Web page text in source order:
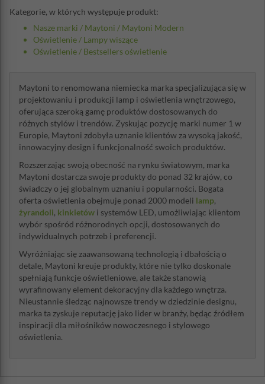
Kategorie, w których występuje produkt:
Nasze marki / Maytoni / Maytoni Modern
Oświetlenie / Lampy wiszące
Oświetlenie / Bestsellers oświetlenie
Maytoni to renomowana niemiecka marka specjalizująca się w
projektowaniu i produkcji lamp i oświetlenia wnętrzowego,
oferująca szeroką gamę produktów dostosowanych do
różnych stylów i trendów. Zyskując pozycję marki numer 1 w
Europie, Maytoni zdobyła uznanie klientów za wysoką jakość,
innowacyjny design i funkcjonalność swoich produktów.
Rozszerzając swoją obecność na rynku światowym, marka
Maytoni dostarcza swoje produkty do ponad 32 krajów, co
świadczy o jej globalnym uznaniu i popularności. Bogata
oferta oświetlenia obejmuje ponad 2000 modeli lamp,
żyrandoli, kinkietów i systemów LED, umożliwiając klientom
wybór spośród różnorodnych opcji, dostosowanych do
indywidualnych potrzeb i preferencji.
Wyróżniając się zaawansowaną technologią i dbałością o
detale, Maytoni kreuje produkty, które nie tylko doskonale
spełniają funkcje oświetleniowe, ale także stanowią
wyrafinowany element dekoracyjny dla każdego wnętrza.
Nieustannie śledząc najnowsze trendy w dziedzinie designu,
marka ta zyskuje reputację jako lider w branży, będąc źródłem
inspiracji dla miłośników nowoczesnego i stylowego
oświetlenia.